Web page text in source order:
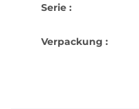
Serie :
Verpackung :